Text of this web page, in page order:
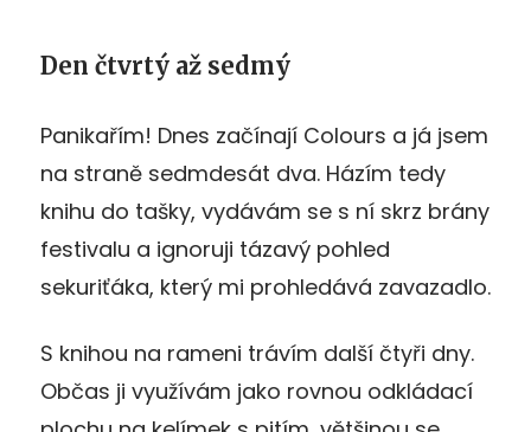
Den čtvrtý až sedmý
Panikařím! Dnes začínají Colours a já jsem
na straně sedmdesát dva. Házím tedy
knihu do tašky, vydávám se s ní skrz brány
festivalu a ignoruji tázavý pohled
sekuriťáka, který mi prohledává zavazadlo.
S knihou na rameni trávím další čtyři dny.
Občas ji využívám jako rovnou odkládací